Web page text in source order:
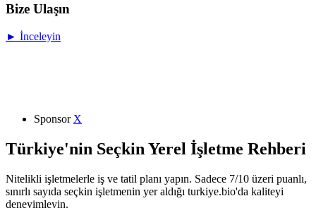
Bize Ulaşın
► İnceleyin
Sponsor X
Türkiye'nin Seçkin Yerel İşletme Rehberi
Nitelikli işletmelerle iş ve tatil planı yapın. Sadece 7/10 üzeri puanlı,
sınırlı sayıda seçkin işletmenin yer aldığı turkiye.bio'da kaliteyi
deneyimleyin.